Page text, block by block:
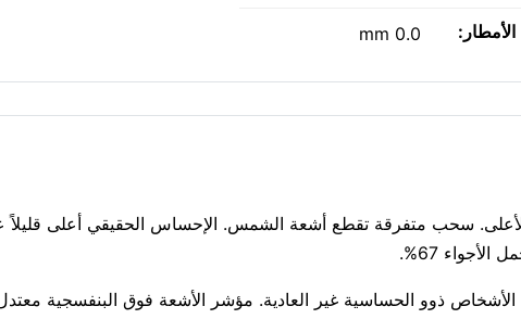
الأمطار: 0.0 mm